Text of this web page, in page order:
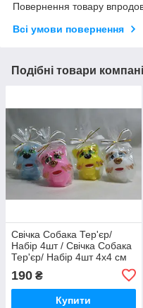
Повернення товару
Всі умови повернення
Подібні товари
Свічка Собака Тер'єр/
Набір 4шт / Свічка Собака
Тер'єр/ Набір 4шт 4x4 см
190 ₴
Купити